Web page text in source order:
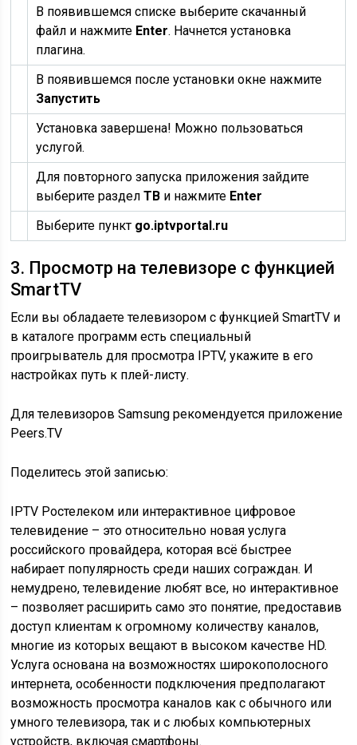
В появившемся списке выберите скачанный
файл и нажмите Enter. Начнется установка
плагина.
В появившемся после установки окне нажмите
Запустить
Установка завершена! Можно пользоваться
услугой.
Для повторного запуска приложения зайдите
выберите разделТВ и нажмите Enter
Выберите пункт go.iptvportal.ru
3. Просмотр на телевизоре с функцией
SmartTV
Если вы обладаете телевизором с функцией SmartTV и
в каталоге программ есть специальный
проигрыватель для просмотра IPTV, укажите в его
настройках путь к плей-листу.
Для телевизоров Samsung рекомендуется приложение
Peers.TV
Поделитесь этой записью:
IPTV Ростелеком или интерактивное цифровое
телевидение – это относительно новая услуга
российского провайдера, которая всё быстрее
набирает популярность среди наших сограждан. И
немудрено, телевидение любят все, но интерактивное
– позволяет расширить само это понятие, предоставив
доступ клиентам к огромному количеству каналов,
многие из которых вещают в высоком качестве HD.
Услуга основана на возможностях широкополосного
интернета, особенности подключения предполагают
возможность просмотра каналов как с обычного или
умного телевизора, так и с любых компьютерных
устройств, включая смартфоны.